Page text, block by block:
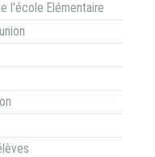
l'école Elémentaire